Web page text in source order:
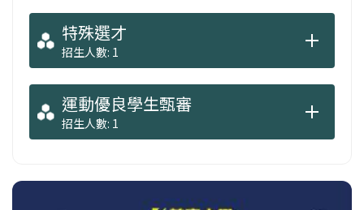
特殊選才
招生人數: 1
運動優良學生甄審
招生人數: 1